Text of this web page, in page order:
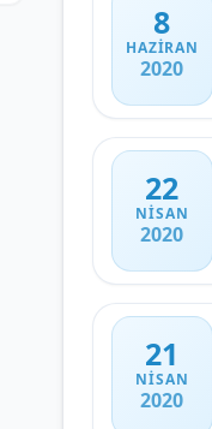
8
HAZIRAN
2020
22
NISAN
2020
21
NISAN
2020